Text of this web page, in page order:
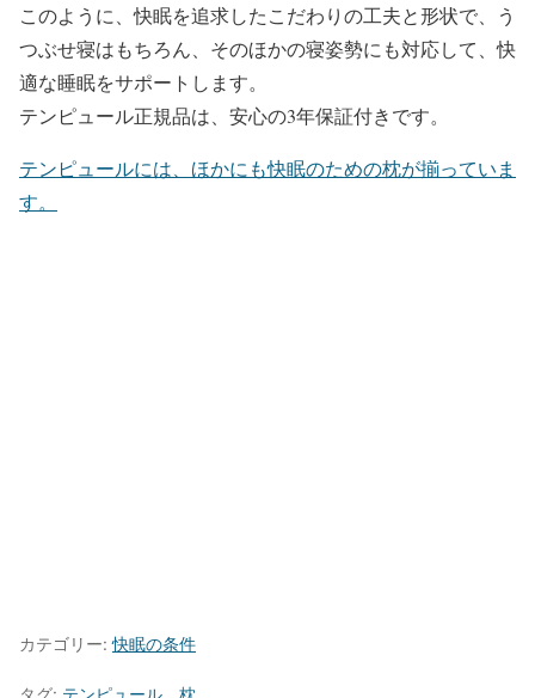
このように、快眠を追求したこだわりの工夫と形状で、う
つぶせ寝はもちろん、そのほかの寝姿勢にも対応して、快
適な睡眠をサポートします。
テンピュール正規品は、安心の3年保証付きです。
テンピュールには、ほかにも快眠のための枕が揃っていま
す。
カテゴリー:快眠の条件
タグ: テンピュール 枕